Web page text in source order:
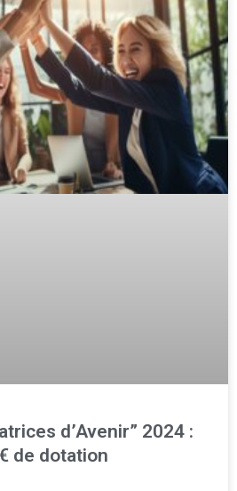
d’Avenir” 2024 :
de dotation